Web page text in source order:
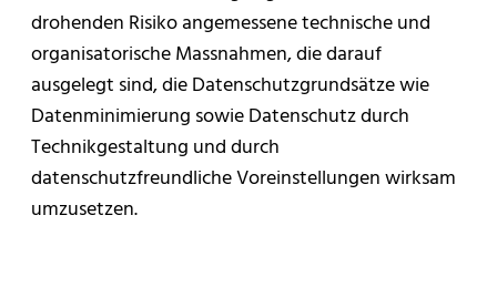
drohenden Risiko angemessene technische und
organisatorische Massnahmen, die darauf
ausgelegt sind, die Datenschutzgrundsätze wie
Datenminimierung sowie Datenschutz durch
Technikgestaltung und durch
datenschutzfreundliche Voreinstellungen wirksam
umzusetzen.